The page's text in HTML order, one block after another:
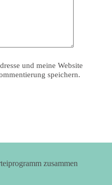
und meine Website
speichern.
zusammen